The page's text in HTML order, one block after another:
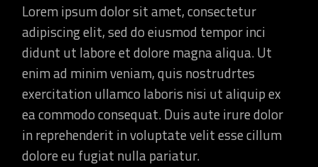
Lorem ipsum dolor sit amet, consectetur
adipiscing elit, sed do eiusmod tempor inci
didunt ut labore et dolore magna aliqua. Ut
enim ad minim veniam, quis nostrudrtes
exercitation ullamco laboris nisi ut aliquip ex
ea commodo consequat. Duis aute irure dolor
in reprehenderit in voluptate velit esse cillum
dolore eu fugiat nulla pariatur.